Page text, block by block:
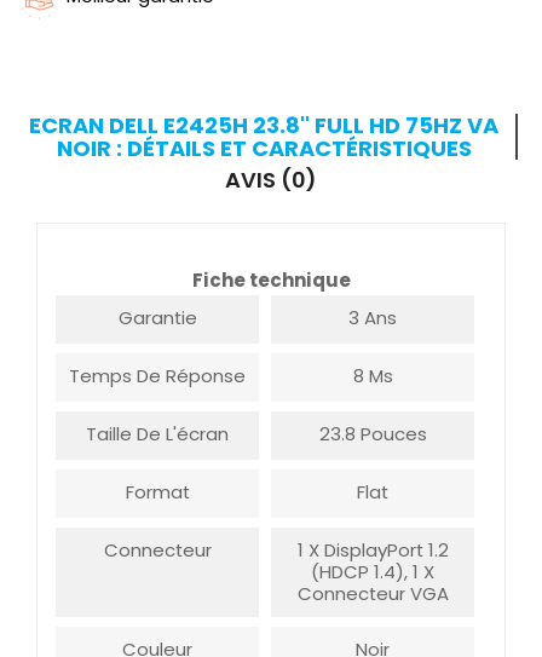
ECRAN DELL E2425H 23.8'' FULL HD 75HZ VA
NOIR : DÉTAILS ET CARACTÉRISTIQUES
AVIS (0)
Fiche technique
Garantie
3 Ans
Temps De Réponse 8 Ms
Taille De L'écran 23.8 Pouces
Format Flat
Connecteur
1 X DisplayPort 1.2
(HDCP 1.4), 1 X
Connecteur VGA
Couleur Noir